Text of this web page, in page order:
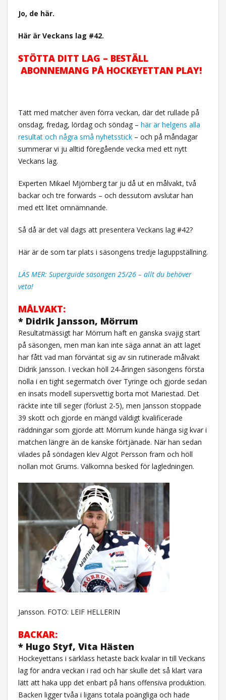
Jo, de här.
Här är Veckans lag #42.
STÖTTA DITT LAG – BESTÄLL
ABONNEMANG PÅ HOCKEYETTAN PLAY!
Tätt med matcher även förra veckan, där det rullade på
onsdag, fredag, lördag och söndag – här är helgens alla
resultat och några små nyhetsstick– och på måndagar
summerar vi ju alltid föregående vecka med ett nytt
Veckans lag.
Experten Mikael Mjörnberg tar ju då ut en målvakt, två
backar och tre forwards – och dessutom avslutar han
med ett litet omnämnande.
Så då är det väl dags att presentera Veckans lag #42?
Här är de som tar plats i säsongens tredje laguppställning.
LÄS MER: Superguide säsongen 25/26 – allt du behöver
veta!
MÅLVAKT:
* Didrik Jansson, Mörrum
Resultatmässigt har Mörrum haft en ganska svajig start
på säsongen, men man kan inte säga annat än att laget
har fått vad man förväntat sig av sin rutinerade målvakt
Didrik Jansson. I veckan höll 24-åringen säsongens första
nolla i en tight segermatch över Tyringe och gjorde sedan
en insats modell supersvettig borta mot Mariestad. Det
räckte inte till seger (förlust 2-5), men Jansson stoppade
39 skott och gjorde en mängd väldigt kvalificerade
räddningar som gjorde att Mörrum kunde hänga sig kvar i
matchen längre än de kanske förtjänade. När han sedan
vilades på söndagen klev Algot Persson fram och höll
nollan mot Grums. Välkomna besked för lagledningen.
Jansson. FOTO: LEIF HELLERIN
BACKAR:
* Hugo Styf, Vita Hästen
Hockeyettans i särklass hetaste back kvalar in till Veckans
lag för andra veckan i rad och här skulle det så klart vara
lätt att haka upp det enbart på hans offensiva produktion.
Backen ligger tvåa i ligans totala poängliga och hade